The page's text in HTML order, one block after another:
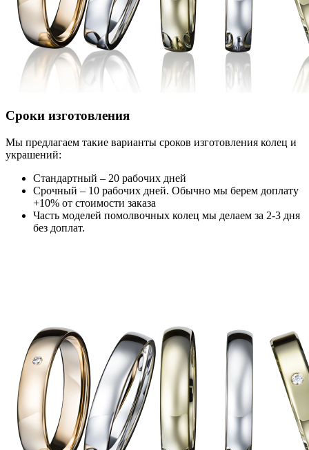
Сроки изготовления
Мы предлагаем такие варианты сроков изготовления колец и
украшений:
Стандартный – 20 рабочих дней
Срочный – 10 рабочих дней. Обычно мы берем доплату
+10% от стоимости заказа
Часть моделей помолвочных колец мы делаем за 2-3 дня
без доплат.